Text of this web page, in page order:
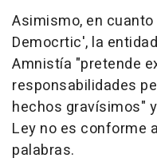
Asimismo, en
Democrtic', la
Amnistía "pretende
responsabilidades
hechos gravísimos"
Ley no es conforme
palabras.